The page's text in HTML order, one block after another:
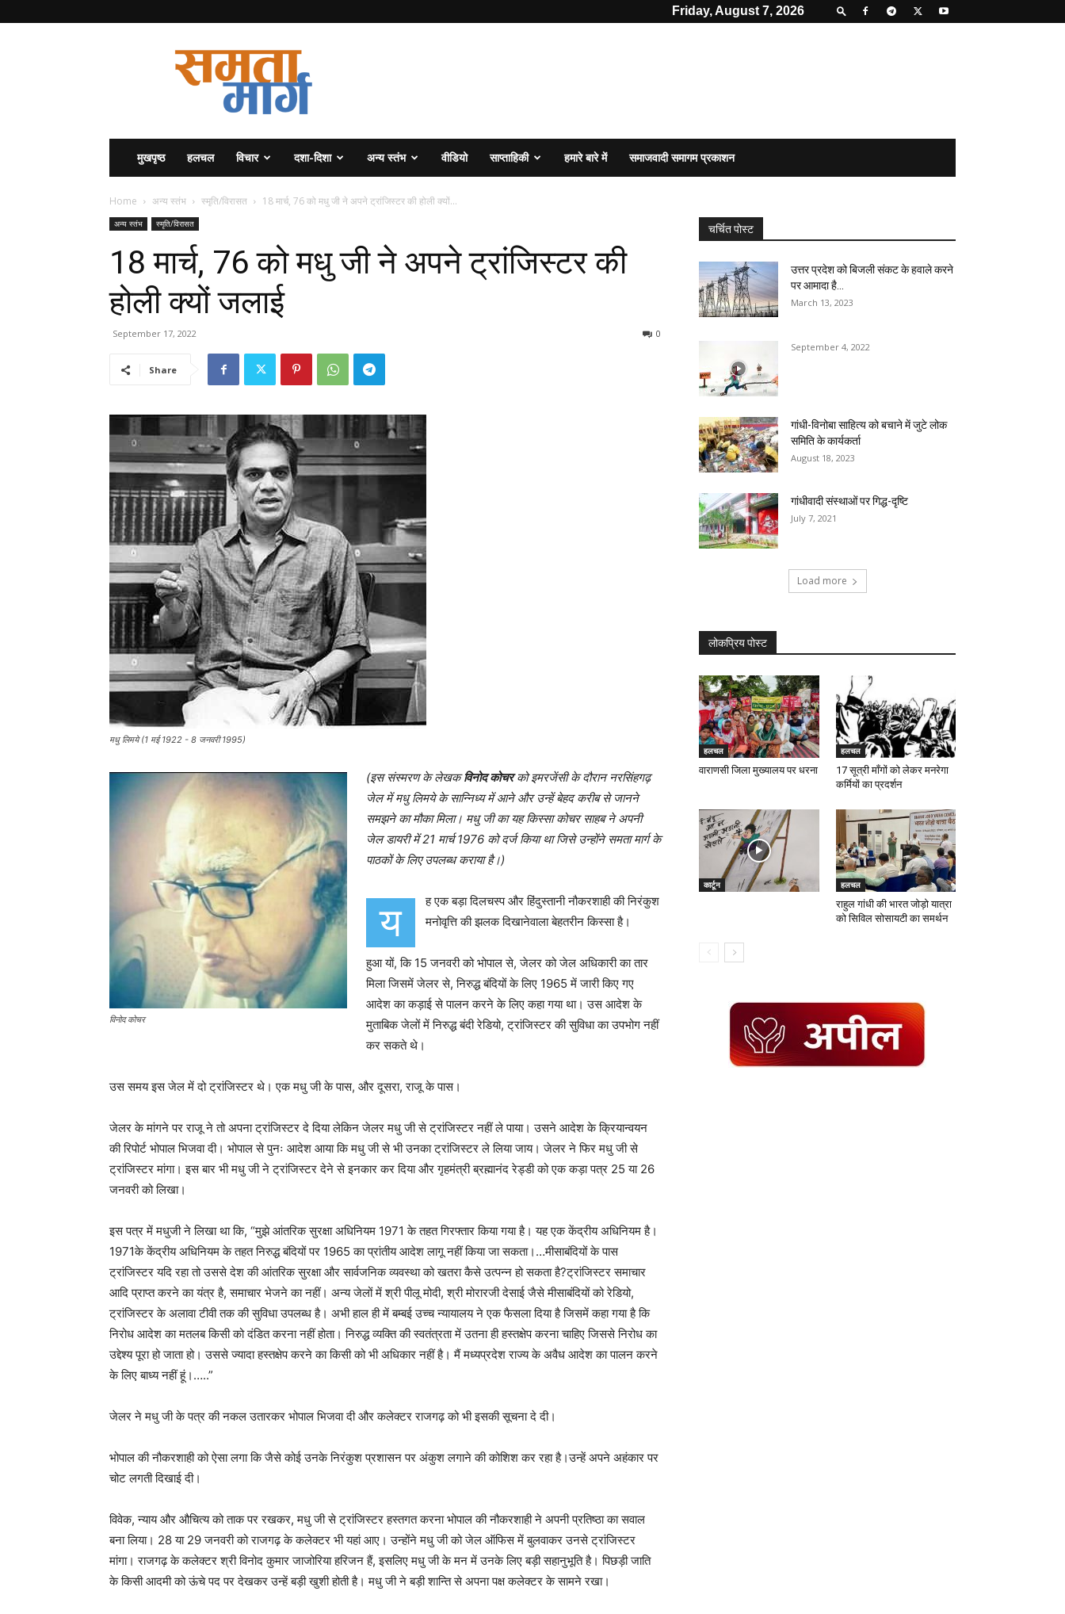
Friday, August 7, 2026
मुखपृष्ठ हलचल विचार दशा-दिशा अन्य स्तंभ वीडियो साप्ताहिकी हमारे बारे में समाजवादी समागम प्रकाशन
Home अन्य स्तंभ स्मृति/विरासत 18 मार्च, 76 को मधु जी ने अपने ट्रांजिस्टर की होली क्यों...
अन्य स्तंभ स्मृति/विरासत
18 मार्च, 76 को मधु जी ने अपने ट्रांजिस्टर की
होली क्यों जलाई
September 17, 2022 0
Share
मधु लिमये (1 मई 1922 - 8 जनवरी 1995)
विनोद कोचर
(इस संस्मरण के लेखकविनोद कोचरको इमरजेंसी के दौरान नरसिंहगढ़
जेल में मधु लिमये के सान्निध्य में आने और उन्हें बेहद करीब से जानने
समझने का मौका मिला। मधु जी का यह किस्सा कोचर साहब ने अपनी
जेल डायरी में 21 मार्च 1976 को दर्ज किया था जिसे उन्होंने समता मार्ग के
पाठकों के लिए उपलब्ध कराया है।)
य
ह एक बड़ा दिलचस्प और हिंदुस्तानी नौकरशाही की निरंकुश
मनोवृत्ति की झलक दिखानेवाला बेहतरीन किस्सा है।
हुआ यों, कि 15 जनवरी को भोपाल से, जेलर को जेल अधिकारी का तार
मिला जिसमें जेलर से, निरुद्ध बंदियों के लिए 1965 में जारी किए गए
आदेश का कड़ाई से पालन करने के लिए कहा गया था। उस आदेश के
मुताबिक जेलों में निरुद्ध बंदी रेडियो, ट्रांजिस्टर की सुविधा का उपभोग नहीं
कर सकते थे।
उस समय इस जेल में दो ट्रांजिस्टर थे। एक मधु जी के पास, और दूसरा, राजू के पास।
जेलर के मांगने पर राजू ने तो अपना ट्रांजिस्टर दे दिया लेकिन जेलर मधु जी से ट्रांजिस्टर नहीं ले पाया। उसने आदेश के क्रियान्वयन
की रिपोर्ट भोपाल भिजवा दी। भोपाल से पुनः आदेश आया कि मधु जी से भी उनका ट्रांजिस्टर ले लिया जाय। जेलर ने फिर मधु जी से
ट्रांजिस्टर मांगा। इस बार भी मधु जी ने ट्रांजिस्टर देने से इनकार कर दिया और गृहमंत्री ब्रह्मानंद रेड्डी को एक कड़ा पत्र 25 या 26
जनवरी को लिखा।
इस पत्र में मधुजी ने लिखा था कि, “मुझे आंतरिक सुरक्षा अधिनियम 1971 के तहत गिरफ्तार किया गया है। यह एक केंद्रीय अधिनियम है।
1971के केंद्रीय अधिनियम के तहत निरुद्ध बंदियों पर 1965 का प्रांतीय आदेश लागू नहीं किया जा सकता।…मीसाबंदियों के पास
ट्रांजिस्टर यदि रहा तो उससे देश की आंतरिक सुरक्षा और सार्वजनिक व्यवस्था को खतरा कैसे उत्पन्न हो सकता है?ट्रांजिस्टर समाचार
आदि प्राप्त करने का यंत्र है, समाचार भेजने का नहीं। अन्य जेलों में श्री पीलू मोदी, श्री मोरारजी देसाई जैसे मीसाबंदियों को रेडियो,
ट्रांजिस्टर के अलावा टीवी तक की सुविधा उपलब्ध है। अभी हाल ही में बम्बई उच्च न्यायालय ने एक फैसला दिया है जिसमें कहा गया है कि
निरोध आदेश का मतलब किसी को दंडित करना नहीं होता। निरुद्ध व्यक्ति की स्वतंत्रता में उतना ही हस्तक्षेप करना चाहिए जिससे निरोध का
उद्देश्य पूरा हो जाता हो। उससे ज्यादा हस्तक्षेप करने का किसी को भी अधिकार नहीं है। मैं मध्यप्रदेश राज्य के अवैध आदेश का पालन करने
के लिए बाध्य नहीं हूं।…..”
जेलर ने मधु जी के पत्र की नकल उतारकर भोपाल भिजवा दी और कलेक्टर राजगढ़ को भी इसकी सूचना दे दी।
भोपाल की नौकरशाही को ऐसा लगा कि जैसे कोई उनके निरंकुश प्रशासन पर अंकुश लगाने की कोशिश कर रहा है।उन्हें अपने अहंकार पर
चोट लगती दिखाई दी।
विवेक, न्याय और औचित्य को ताक पर रखकर, मधु जी से ट्रांजिस्टर हस्तगत करना भोपाल की नौकरशाही ने अपनी प्रतिष्ठा का सवाल
बना लिया। 28 या 29 जनवरी को राजगढ़ के कलेक्टर भी यहां आए। उन्होंने मधु जी को जेल ऑफिस में बुलवाकर उनसे ट्रांजिस्टर
मांगा। राजगढ़ के कलेक्टर श्री विनोद कुमार जाजोरिया हरिजन हैं, इसलिए मधु जी के मन में उनके लिए बड़ी सहानुभूति है। पिछड़ी जाति
के किसी आदमी को ऊंचे पद पर देखकर उन्हें बड़ी खुशी होती है। मधु जी ने बड़ी शान्ति से अपना पक्ष कलेक्टर के सामने रखा।
चर्चित पोस्ट
उत्तर प्रदेश को बिजली संकट के हवाले करने
पर आमादा है...
March 13, 2023
September 4, 2022
गांधी-विनोबा साहित्य को बचाने में जुटे लोक
समिति के कार्यकर्ता
August 18, 2023
गांधीवादी संस्थाओं पर गिद्ध-दृष्टि
July 7, 2021
Load more
लोकप्रिय पोस्ट
हलचल
वाराणसी जिला मुख्यालय पर धरना
हलचल
17 सूत्री माँगों को लेकर मनरेगा
कर्मियों का प्रदर्शन
कार्टून हलचल
राहुल गांधी की भारत जोड़ो यात्रा
को सिविल सोसायटी का समर्थन